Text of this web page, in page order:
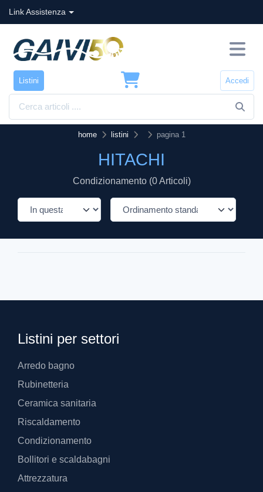
Link Assistenza
Listini Accedi
home listini pagina 1
HITACHI
Condizionamento (0 Articoli)
Listini per settori
Arredo bagno
Rubinetteria
Ceramica sanitaria
Riscaldamento
Condizionamento
Bollitori e scaldabagni
Attrezzatura